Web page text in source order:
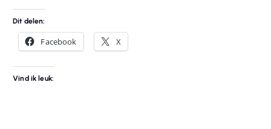
Dit delen:
Facebook X
Vind ik leuk: